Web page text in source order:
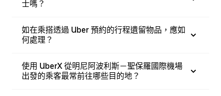
士嗎？
如在乘搭透過 Uber 預約的行程遺留物品，應如
何處理？
使用 UberX 從明尼阿波利斯－聖保羅國際機場
出發的乘客最常前往哪些目的地？